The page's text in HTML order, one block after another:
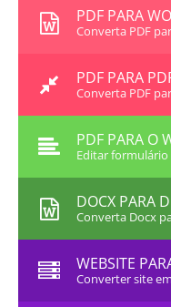
PDF PARA
Converta PDF
PDF PARA
Converta PDF
PDF PARA O
Editar formulário
DOCX PARA
Converta Docx
WEBSITE
Converter site